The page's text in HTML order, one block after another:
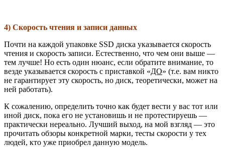
4) Скорость чтения и записи данных
Почти на каждой упаковке SSD диска указывается скорость
чтения и скорость записи. Естественно, что чем они выше —
тем лучше! Но есть один нюанс, если обратите внимание, то
везде указывается скорость с приставкой «ДО» (т.е. вам никто
не гарантирует эту скорость, но диск, теоретически, может на
ней работать).
К сожалению, определить точно как будет вести у вас тот или
иной диск, пока его не установишь и не протестируешь —
практически нереально. Лучший выход, на мой взгляд — это
прочитать обзоры конкретной марки, тесты скорости у тех
людей, кто уже приобрел данную модель.